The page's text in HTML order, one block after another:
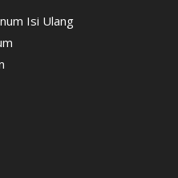
Isi Ulang